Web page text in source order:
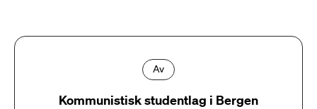
Av
Kommunistisk studentlag i Bergen